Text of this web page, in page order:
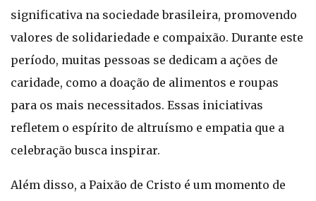
significativa na sociedade brasileira, promovendo
valores de solidariedade e compaixão. Durante este
período, muitas pessoas se dedicam a ações de
caridade, como a doação de alimentos e roupas
para os mais necessitados. Essas iniciativas
refletem o espírito de altruísmo e empatia que a
celebração busca inspirar.
Além disso, a Paixão de Cristo é um momento de